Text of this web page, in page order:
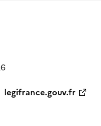
legifrance.gouv.fr